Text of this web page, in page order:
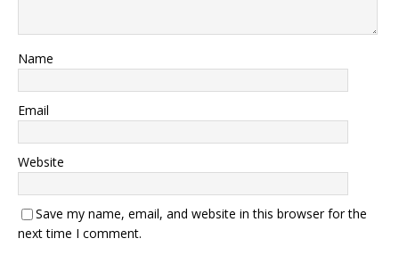
Name
Email
Website
Save my name, email, and website in this browser for the
next time I comment.